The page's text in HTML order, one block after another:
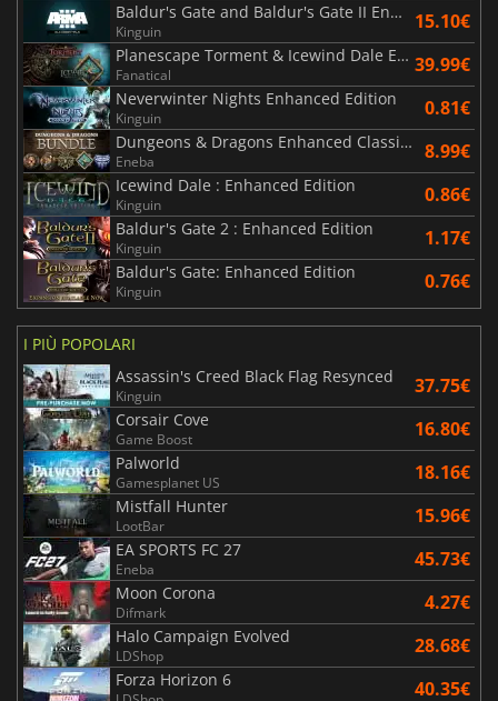
Baldur's Gate and Baldur's Gate II Enhanced Editions
Kinguin 15.10€
Planescape Torment & Icewind Dale Enhanced Editions
Fanatical 39.99€
Neverwinter Nights Enhanced Edition
Kinguin 0.81€
Dungeons & Dragons Enhanced Classics Bundle
Eneba 8.99€
Icewind Dale : Enhanced Edition
Kinguin 0.86€
Baldur's Gate 2 : Enhanced Edition
Kinguin 1.17€
Baldur's Gate: Enhanced Edition
Kinguin 0.76€
I PIÙ POPOLARI
Assassin's Creed Black Flag Resynced
Kinguin 37.75€
Corsair Cove
Game Boost 16.80€
Palworld
Gamesplanet US 18.16€
Mistfall Hunter
LootBar 15.96€
EA SPORTS FC 27
Eneba 45.73€
Moon Corona
Difmark 4.27€
Halo Campaign Evolved
LDShop 28.68€
Forza Horizon 6 40.35€